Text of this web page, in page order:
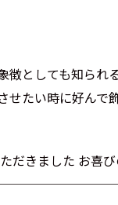
徴としても知られ
せたい時に好んで
だきました お喜び